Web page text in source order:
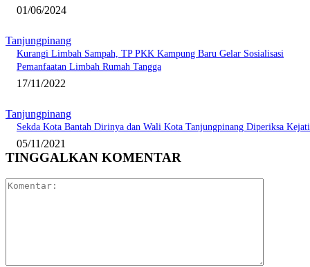
01/06/2024
Tanjungpinang
Kurangi Limbah Sampah, TP PKK Kampung Baru Gelar Sosialisasi
Pemanfaatan Limbah Rumah Tangga
17/11/2022
Tanjungpinang
Sekda Kota Bantah Dirinya dan Wali Kota Tanjungpinang Diperiksa Kejati
05/11/2021
TINGGALKAN KOMENTAR